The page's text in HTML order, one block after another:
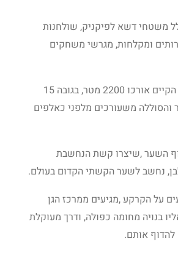
משטחי דשא לפיקניק, שולחנות
ומקלחות, מגרשי משחקים
הפארק כולל שרידי עיר קדומה שהוקפה בחומה ובסוללות עפר, הקיר הקיים אורכו 2200 מטר, בגובה 15
עתיק, השער והסוללה משעורכים מלפני כאלפים
השער ,שיצרו קשת הנחשבת
נחשב לשער הקשתי הקדום בעולם.
על הקרקע ,מגיעים ממרכז הגן
בנויה מחומה כפולה, ודרך מעוקלת
אותם.